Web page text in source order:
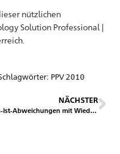
nützlichen
Solution Professional |
PPV 2010
NÄCHSTER
Plan-Ist-Abweichungen mit Wiederholen-Formel visualisieren